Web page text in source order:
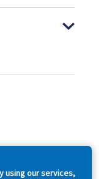
using our services,